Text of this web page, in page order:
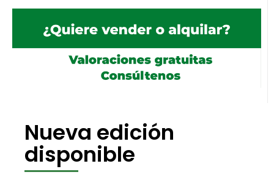
Nueva edición
disponible